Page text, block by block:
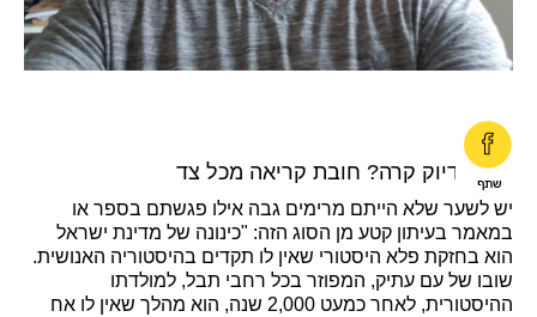
ככה בדיוק קרה? חובת קריאה מכל צד
יש לשער שלא הייתם מרימים גבה אילו פגשתם בספר או
במאמר בעיתון קטע מן הסוג הזה: "כינונה של מדינת ישראל
הוא בחזקת פלא היסטורי שאין לו תקדים בהיסטוריה האנושית.
שובו של עם עתיק, המפוזר בכל רחבי תבל, למולדתו
ההיסטורית, לאחר כמעט 2,000 שנה, הוא מהלך שאין לו אח